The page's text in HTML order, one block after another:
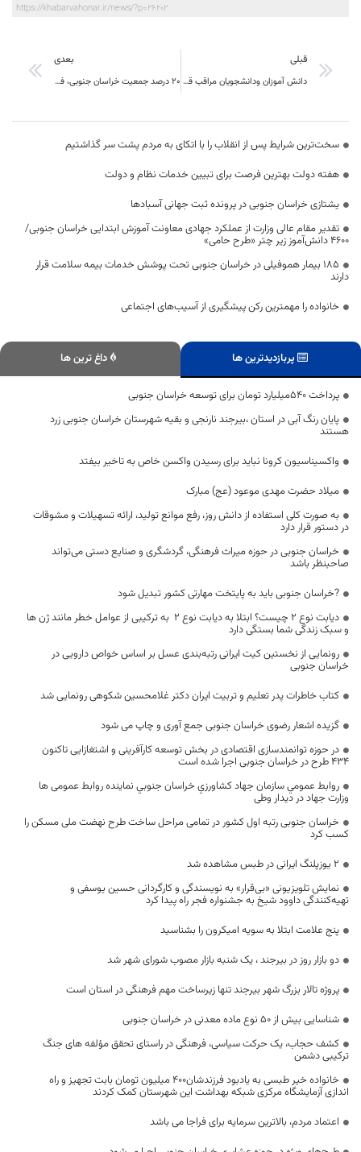
https://khabarvahonar.ir/news/?p=26202
قبلی
دانش آموزان ودانشجویان مراقب قرص های شب امتحان باشند
بعدی
20 درصد جمعیت خراسان جنوبی، فشار خون بالا دارند
سخت‌ترین شرایط پس از انقلاب را با اتکای به مردم پشت سر گذاشتیم
هفته دولت بهترین فرصت برای تبیین خدمات نظام و دولت
یشتازی خراسان جنوبی در پرونده ثبت جهانی آسبادها
تقدیر مقام عالی وزارت از عملکرد جهادی معاونت آموزش ابتدایی خراسان جنوبی/
۴۶۰۰ دانش‌آموز زیر چتر «طرح حامی»
۱۸۵ بیمار هموفیلی در خراسان جنوبی تحت پوشش خدمات بیمه سلامت قرار
دارند
خانواده را مهمترین رکن پیشگیری از آسیب‌های اجتماعی
پربازدیدترین ها داغ ترین ها
پرداخت ۵۴۰میلیارد تومان برای توسعه خراسان جنوبی
پایان رنگ آبی در استان ،بیرجند نارنجی و بقیه شهرستان خراسان جنوبی زرد
هستند
واکسیناسیون کرونا نباید برای رسیدن واکسن خاص به تاخیر بیفتد
میلاد حضرت مهدی موعود (عج) مبارک
به صورت کلی استفاده از دانش روز، رفع موانع تولید، ارائه تسهیلات و مشوقات
در دستور قرار دارد
خراسان جنوبی در حوزه میراث فرهنگی، گردشگری و صنایع دستی می‌تواند
صاحبنظر باشد
?خراسان جنوبی باید به پایتخت مهارتی کشور تبدیل شود
دیابت نوع 2 چیست؟ ابتلا به دیابت نوع ۲ به ترکیبی از عوامل خطر مانند ژن ها
و سبک زندگی شما بستگی دارد
رونمایی از نخستین کیت ایرانی رتبه‌بندی عسل بر اساس خواص دارویی در
خراسان جنوبی
کتاب خاطرات پدر تعلیم و تربیت ایران دکتر غلامحسین شکوهی رونمایی شد
گزیده اشعار رضوی خراسان جنوبی جمع آوری و چاپ می شود
در حوزه توانمندسازی اقتصادی در بخش توسعه کارآفرینی و اشتغازایی تاکنون
۴۳۴ طرح در خراسان جنوبی اجرا شده است
روابط عمومي سازمان جهاد كشاورزي خراسان جنوبي نماینده روابط عمومی ها
وزارت جهاد در دیدار وطی
خراسان جنوبی رتبه اول کشور در تمامی مراحل ساخت طرح نهضت ملی مسکن را
کسب کرد
۲ یوزپلنگ ایرانی در طبس مشاهده شد
نمایش تلویزیونی «بی‌قرار» به نویسندگی و کارگردانی حسین یوسفی و
تهیه‌کنندگی داوود شیخ به جشنواره فجر راه پیدا کرد
پنج علامت ابتلا به سویه امیکرون را بشناسید
دو بازار روز در بیرجند ، یک شنبه بازار مصوب شورای شهر شد
پروژه تالار بزرگ شهر بیرجند تنها زیرساخت مهم فرهنگی در استان است
شناسایی بیش از 50 نوع ماده معدنی در خراسان جنوبی
کشف حجاب، یک حرکت سیاسی، فرهنگی در راستای تحقق مؤلفه های جنگ
ترکیبی دشمن
خانواده خیر طبسی به یادبود فرزندشان۴٠٠ میلیون تومان بابت تجهیز و راه
اندازی آزمایشگاه مرکزی شبکه بهداشت این شهرستان کمک کردند
اعتماد مردم، بالاترین سرمایه برای فراجا می باشد